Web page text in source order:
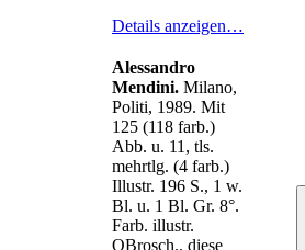
Details anzeigen…
Alessandro
Mendini. Milano,
Politi, 1989. Mit
125 (118 farb.)
Abb. u. 11, tls.
mehrtlg. (4 farb.)
Illustr. 196 S., 1 w.
Bl. u. 1 Bl. Gr. 8°.
Farb. illustr.
OBrosch., diese